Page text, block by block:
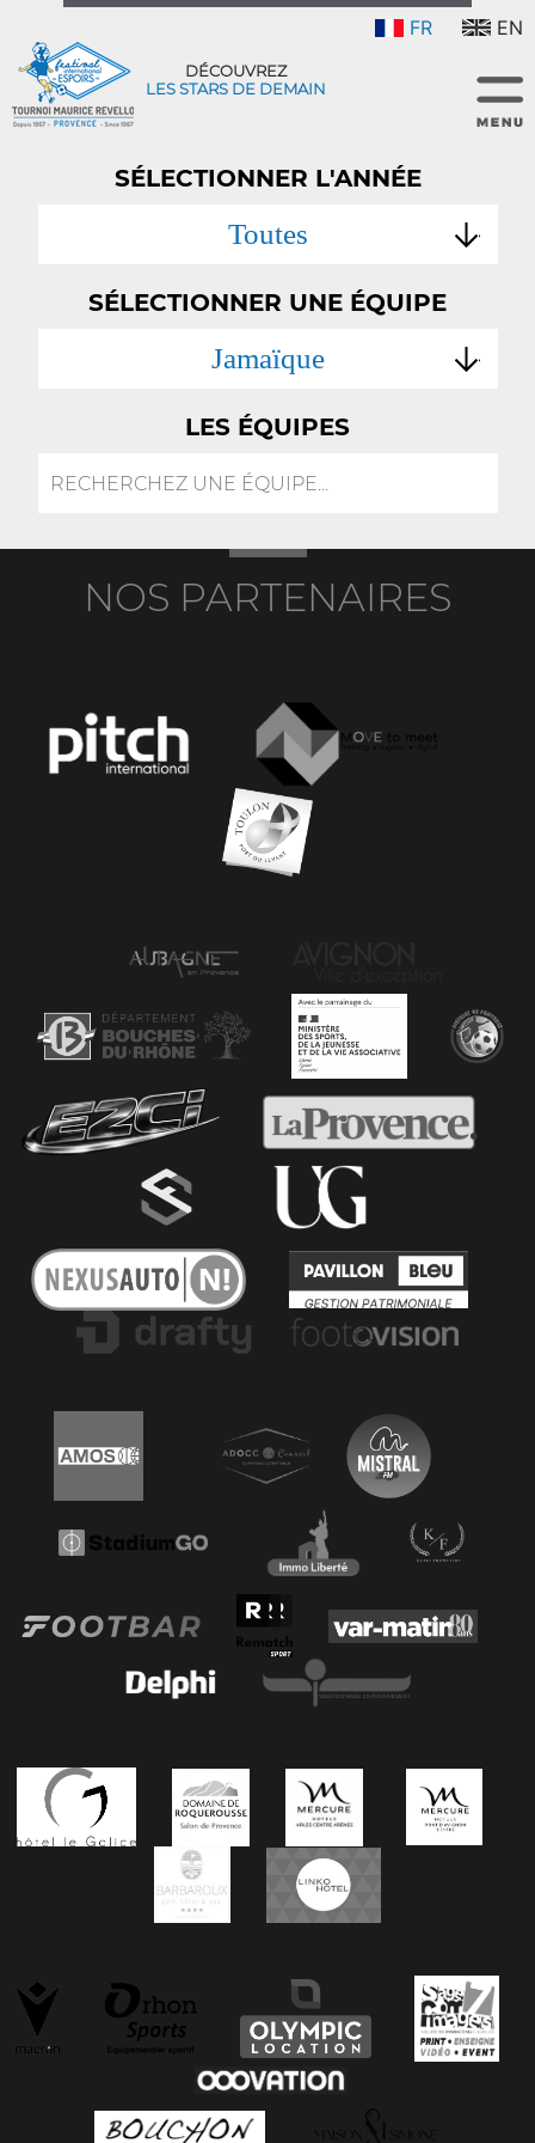
FR EN
DÉCOUVREZ
LES STARS DE DEMAIN
SÉLECTIONNER L'ANNÉE
Toutes
SÉLECTIONNER UNE ÉQUIPE
Jamaïque
LES ÉQUIPES
NOS PARTENAIRES